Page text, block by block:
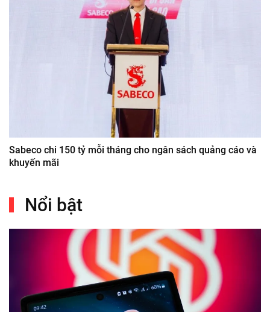
Sabeco chi 150 tỷ mỗi tháng cho ngân sách quảng cáo và
khuyến mãi
Nổi bật